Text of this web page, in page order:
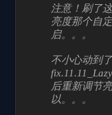
注意！刷了
亮度那个自
启。。。
不小心动到
后重新调节
以。。。